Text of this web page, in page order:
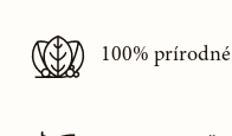
100% prírodné